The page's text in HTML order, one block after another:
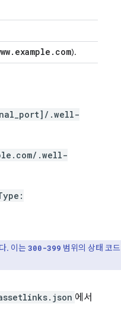
. example . com).
.well-
.well-
. 이는300-399 범위의 상태 코드
에서